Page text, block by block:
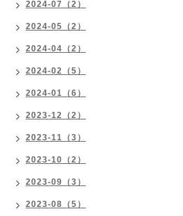
2024-07（2）
2024-05（2）
2024-04（2）
2024-02（5）
2024-01（6）
2023-12（2）
2023-11（3）
2023-10（2）
2023-09（3）
2023-08（5）